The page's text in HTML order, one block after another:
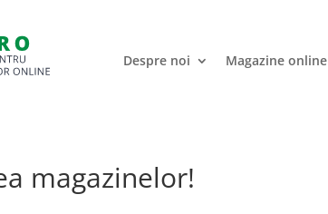
Despre noi Magazine online
magazinelor!